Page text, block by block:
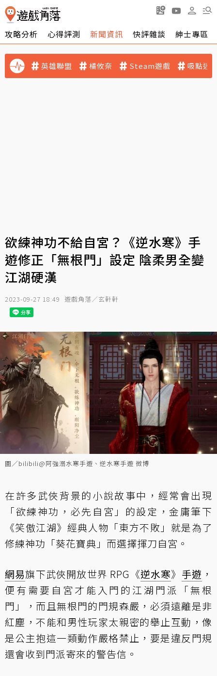
攻略分析 心得評測 新聞資訊 快評雜談 紳士專區
英雄聯盟 橘攸奈 Steam遊戲 吸點迷
欲練神功不給自宮？《逆水寒》手
遊修正「無根門」設定 陰柔男全變
江湖硬漢
2023-09-27 18:49 遊戲角落／玄軒軒
圖／bilibili@阿強溺水寒手遊、逆水寒手遊 微博
在許多武俠背景的小說故事中，經常會出現
「欲練神功，必先自宮」的設定，金庸筆下
《笑傲江湖》經典人物「東方不敗」就是為了
修練神功「葵花寶典」而選擇揮刀自宮。
網易旗下武俠開放世界 RPG《逆水寒》 手遊 ，
便有需要自宮才能入門的江湖門派「無根
門」，而且無根門的門規森嚴，必須遠離是非
紅塵，不能和男性玩家太親密的舉止互動，像
是公主抱這一類動作嚴格禁止，要是違反門規
還會收到門派寄來的警告信。